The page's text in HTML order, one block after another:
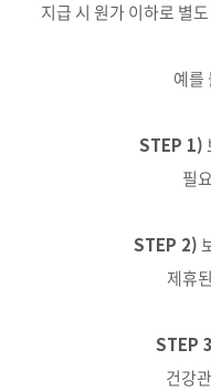
지급 시 원가 이하로 별
예를
STEP 1)
필
STEP 2)
제휴
STEP
건강